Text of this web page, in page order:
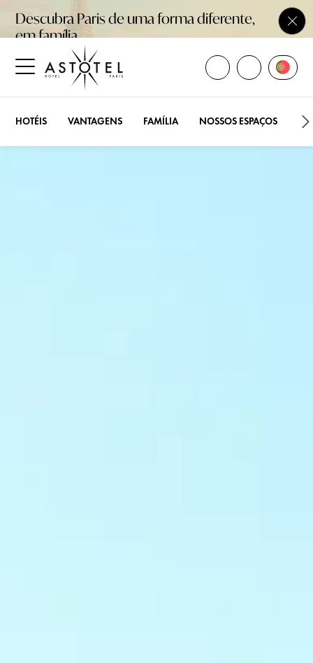
Descubra Paris de uma forma diferente,
em família
Abrir o menu lateral
ABRIR TODOS OS
LIGUE PARA
Abrir
HOTÉIS VANTAGENS FAMÍLIA NOSSOS ESPAÇOS